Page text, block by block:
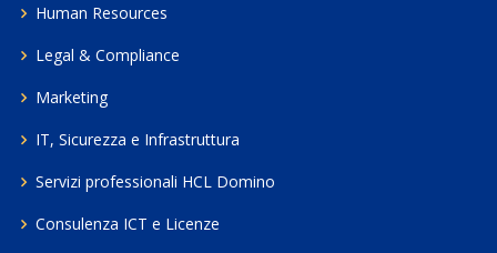
Human Resources
Legal & Compliance
Marketing
IT, Sicurezza e Infrastruttura
Servizi professionali HCL Domino
Consulenza ICT e Licenze